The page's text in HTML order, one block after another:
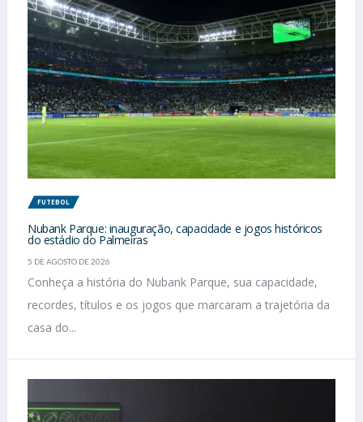
FUTEBOL
Nubank Parque: inauguração, capacidade e jogos históricos
do estádio do Palmeiras
5 DE AGOSTO DE 2026
Conheça a história do Nubank Parque, sua capacidade,
recordes, títulos e os jogos que marcaram a trajetória da
casa do...